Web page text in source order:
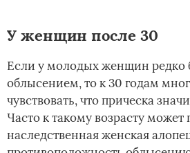
У женщин после 30
Если у молодых женщин редко
облысением, то к 30 годам
чувствовать, что прическа
Часто к такому возрасту может
наследственная женская